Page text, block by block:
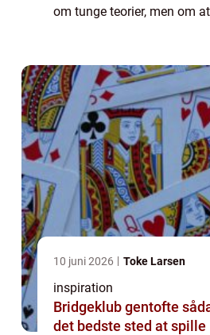
om tunge teorier, men om
10 juni 2026 Toke Larsen
inspiration
Bridgeklub gentofte sådan finder du
det bedste sted at spille